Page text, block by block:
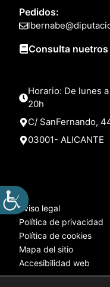
Pedidos:
Consulta
Horario: De lunes
20h
C/ SanFernando,
03001- ALICANTE
Aviso legal
Política de privacidad
Política de cookies
Mapa del sitio
Accesibilidad web